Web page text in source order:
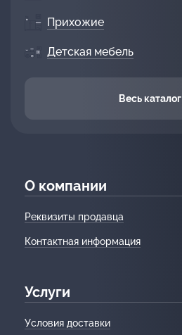
Прихожие
Детская мебель
Весь каталог
О компании
Реквизиты продавца
Контактная информация
Услуги
Условия доставки